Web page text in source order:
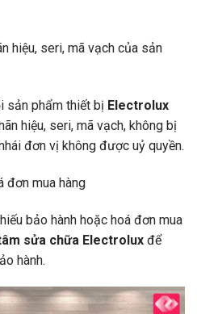
hiệu, seri, mã vạch của sản
sản phẩm thiết bị Electrolux
hiệu, seri, mã vạch, không bị
đơn vị không được uỷ quyền.
đơn mua hàng
bảo hành hoặc hoá đơn mua
sửa chữa Electrolux để
hành.